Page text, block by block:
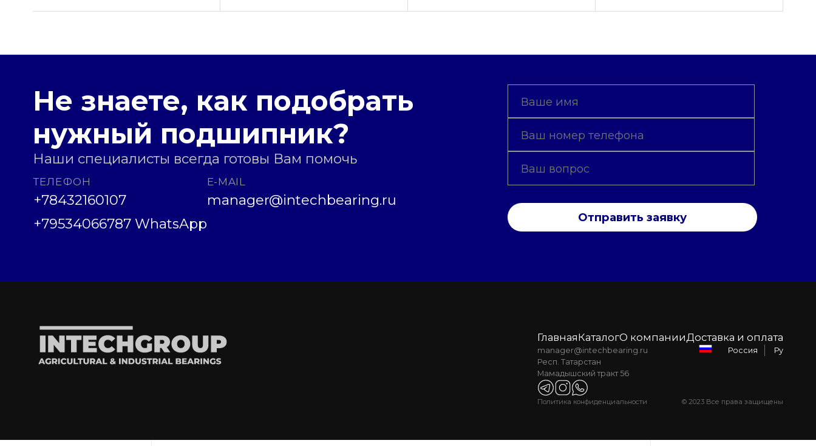
Не знаете, как подобрать
нужный подшипник?
Наши специалисты всегда готовы Вам помочь
ТЕЛЕФОН
+78432160107
+79534066787 WhatsApp
E-MAIL
manager@intechbearing.ru
Отправить заявку
ГлавнаяКаталогО компанииДоставка и оплата
manager@intechbearing.ru
Респ. Татарстан
Мамадышский тракт 56
Россия Ру
Политика конфиденциальности © 2023 Все права защищены